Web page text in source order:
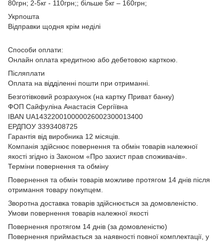
80грн; 2-5кг - 110грн;; більше 5кг – 160грн;
Укрпошта
Відправки щодня крім неділі
Способи оплати:
Онлайн оплата кредитною або дебетовою карткою.
Післяплати
Оплата на відділенні пошти при отриманні.
Безготівковий розрахунок (на картку Приват банку)
ФОП Сайфуліна Анастасія Сергіївна
IBAN UA143220010000026002300013400
ЕРДПОУ 3393408725
Гарантія від виробника 12 місяців.
Компанія здійснює повернення та обмін товарів належної
якості згідно із Законом «Про захист прав споживачів»
Терміни повернення та обміну
Повернення та обмін товарів можливе протягом 14 днів після
отримання товару покупцем.
Зворотна доставка товарів здійснюється за домовленістю.
Умови повернення товарів належної якості
Повернення протягом 14 днів (за домовленістю)
Повернення приймається за наявності повної комплектації, у